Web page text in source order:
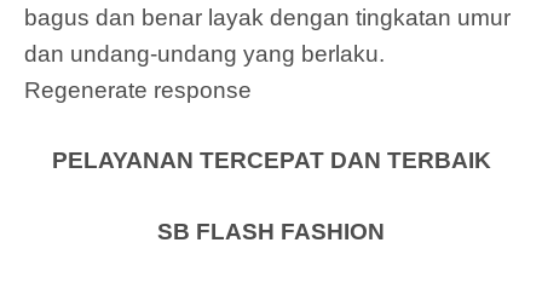
bagus dan benar layak dengan tingkatan umur
dan undang-undang yang berlaku.
Regenerate response
PELAYANAN TERCEPAT DAN TERBAIK
SB FLASH FASHION